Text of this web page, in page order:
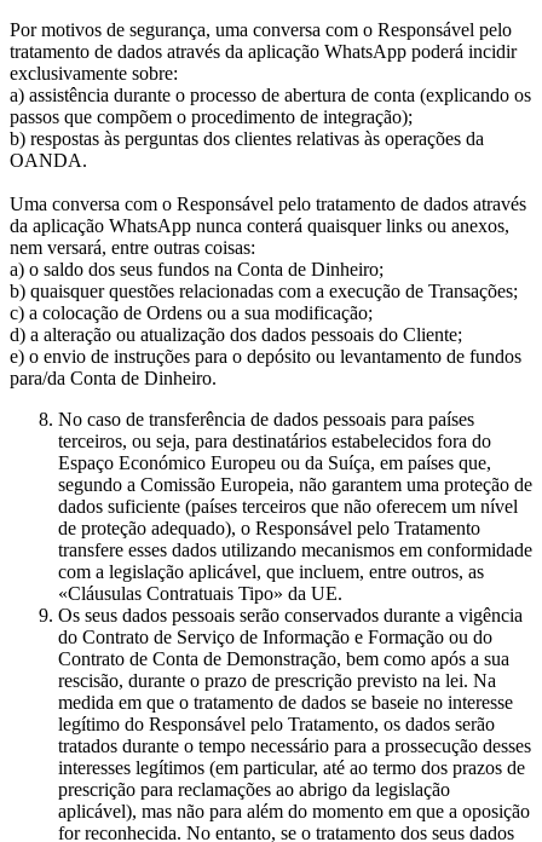
Por motivos de segurança, uma conversa com o Responsável pelo
tratamento de dados através da aplicação WhatsApp poderá incidir
exclusivamente sobre:
a) assistência durante o processo de abertura de conta (explicando os
passos que compõem o procedimento de integração);
b) respostas às perguntas dos clientes relativas às operações da
OANDA.
Uma conversa com o Responsável pelo tratamento de dados através
da aplicação WhatsApp nunca conterá quaisquer links ou anexos,
nem versará, entre outras coisas:
a) o saldo dos seus fundos na Conta de Dinheiro;
b) quaisquer questões relacionadas com a execução de Transações;
c) a colocação de Ordens ou a sua modificação;
d) a alteração ou atualização dos dados pessoais do Cliente;
e) o envio de instruções para o depósito ou levantamento de fundos
para/da Conta de Dinheiro.
No caso de transferência de dados pessoais para países
terceiros, ou seja, para destinatários estabelecidos fora do
Espaço Económico Europeu ou da Suíça, em países que,
segundo a Comissão Europeia, não garantem uma proteção de
dados suficiente (países terceiros que não oferecem um nível
de proteção adequado), o Responsável pelo Tratamento
transfere esses dados utilizando mecanismos em conformidade
com a legislação aplicável, que incluem, entre outros, as
«Cláusulas Contratuais Tipo» da UE.
Os seus dados pessoais serão conservados durante a vigência
do Contrato de Serviço de Informação e Formação ou do
Contrato de Conta de Demonstração, bem como após a sua
rescisão, durante o prazo de prescrição previsto na lei. Na
medida em que o tratamento de dados se baseie no interesse
legítimo do Responsável pelo Tratamento, os dados serão
tratados durante o tempo necessário para a prossecução desses
interesses legítimos (em particular, até ao termo dos prazos de
prescrição para reclamações ao abrigo da legislação
aplicável), mas não para além do momento em que a oposição
for reconhecida. No entanto, se o tratamento dos seus dados